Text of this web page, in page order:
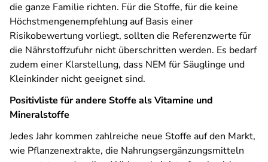
die ganze Familie richten. Für die Stoffe, für die keine
Höchstmengenempfehlung auf Basis einer
Risikobewertung vorliegt, sollten die Referenzwerte für
die Nährstoffzufuhr nicht überschritten werden. Es bedarf
zudem einer Klarstellung, dass NEM für Säuglinge und
Kleinkinder nicht geeignet sind.
Positivliste für andere Stoffe als Vitamine und
Mineralstoffe
Jedes Jahr kommen zahlreiche neue Stoffe auf den Markt,
wie Pflanzenextrakte, die Nahrungsergänzungsmitteln